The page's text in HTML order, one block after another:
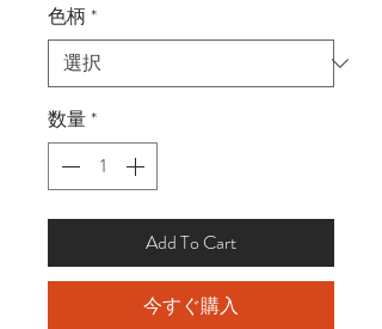
色柄 *
数量*
Add To Cart
今すぐ購入